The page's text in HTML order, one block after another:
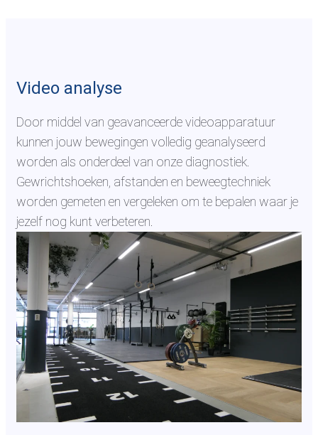
Video analyse
Door middel van geavanceerde videoapparatuur
kunnen jouw bewegingen volledig geanalyseerd
worden als onderdeel van onze diagnostiek.
Gewrichtshoeken, afstanden en beweegtechniek
worden gemeten en vergeleken om te bepalen waar je
jezelf nog kunt verbeteren.